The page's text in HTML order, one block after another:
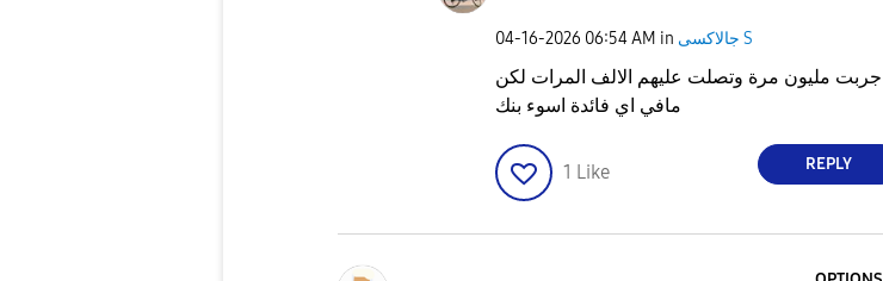
‎04-16-2026 06:54 AM in جالاكسى S
جربت مليون مرة وتصلت عليهم الالف المرات لكن
مافي اي فائدة اسوء بنك
1 Like REPLY